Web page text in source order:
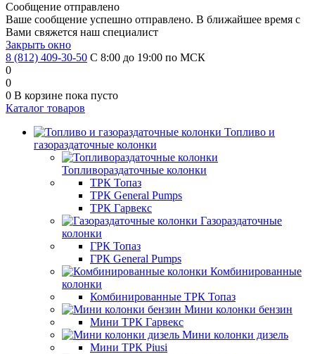
Сообщение отправлено
Ваше сообщение успешно отправлено. В ближайшее время с
Вами свяжется наш специалист
Закрыть окно
8 (812) 409-30-50 С 8:00 до 19:00 по МСК
0
0
0 В корзине пока пусто
Каталог товаров
Топливо и
газораздаточные колонки
Топливораздаточные колонки
ТРК Топаз
ТРК General Pumps
ТРК Гарвекс
Газораздаточные
колонки
ГРК Топаз
ГРК General Pumps
Комбинированные
колонки
Комбинированные ТРК Топаз
Мини колонки бензин
Мини ТРК Гарвекс
Мини колонки дизель
Мини ТРК Piusi